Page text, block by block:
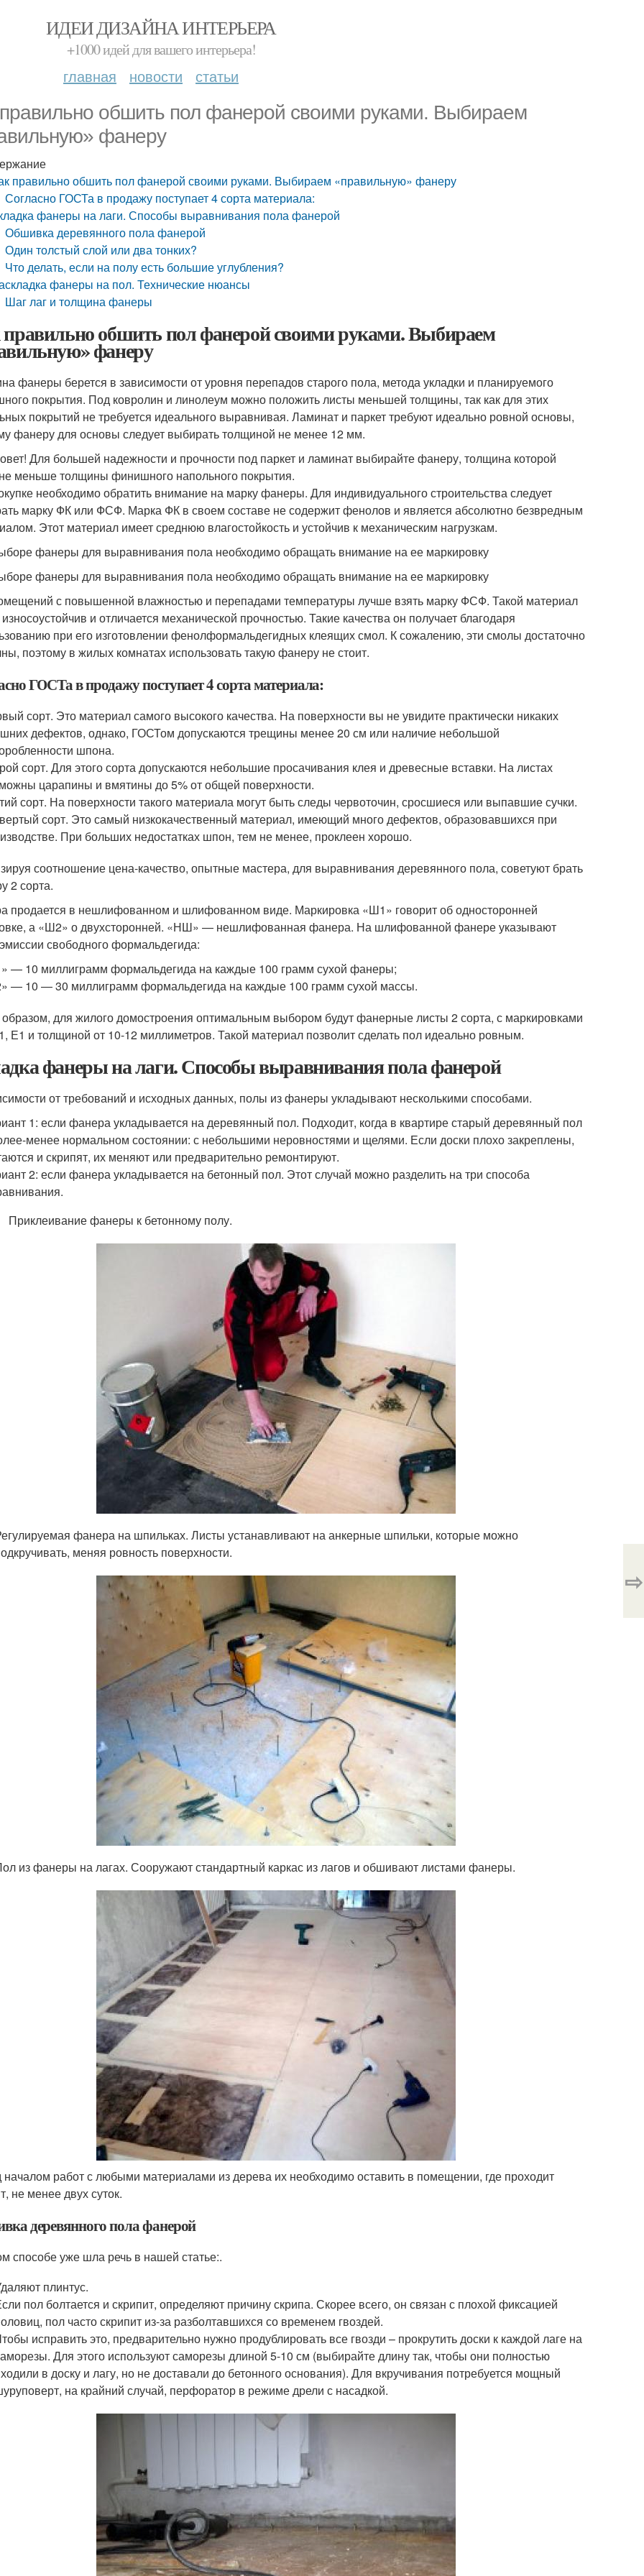
ИДЕИ ДИЗАЙНА ИНТЕРЬЕРА
+1000 идей для вашего интерьера!
главная новости статьи
обшить пол фанерой своими руками. Выбираем
фанеру
правильно обшить пол фанерой своими руками. Выбираем «правильную» фанеру
Согласно ГОСТа в продажу поступает 4 сорта материала:
фанеры на лаги. Способы выравнивания пола фанерой
Обшивка деревянного пола фанерой
Один толстый слой или два тонких?
Что делать, если на полу есть большие углубления?
фанеры на пол. Технические нюансы
Шаг лаг и толщина фанеры
обшить пол фанерой своими руками. Выбираем
фанеру
фанеры берется в зависимости от уровня перепадов старого пола, метода укладки и планируемого
покрытия. Под ковролин и линолеум можно положить листы меньшей толщины, так как для этих
покрытий не требуется идеального выравнивая. Ламинат и паркет требуют идеально ровной основы,
фанеру для основы следует выбирать толщиной не менее 12 мм.
Для большей надежности и прочности под паркет и ламинат выбирайте фанеру, толщина которой
меньше толщины финишного напольного покрытия.
необходимо обратить внимание на марку фанеры. Для индивидуального строительства следует
марку ФК или ФСФ. Марка ФК в своем составе не содержит фенолов и является абсолютно безвредным
Этот материал имеет среднюю влагостойкость и устойчив к механическим нагрузкам.
фанеры для выравнивания пола необходимо обращать внимание на ее маркировку
фанеры для выравнивания пола необходимо обращать внимание на ее маркировку
с повышенной влажностью и перепадами температуры лучше взять марку ФСФ. Такой материал
и отличается механической прочностью. Такие качества он получает благодаря
при его изготовлении фенолформальдегидных клеящих смол. К сожалению, эти смолы достаточно
поэтому в жилых комнатах использовать такую фанеру не стоит.
ГОСТа в продажу поступает 4 сорта материала:
сорт. Это материал самого высокого качества. На поверхности вы не увидите практически никаких
дефектов, однако, ГОСТом допускаются трещины менее 20 см или наличие небольшой
шпона.
сорт. Для этого сорта допускаются небольшие просачивания клея и древесные вставки. На листах
царапины и вмятины до 5% от общей поверхности.
сорт. На поверхности такого материала могут быть следы червоточин, сросшиеся или выпавшие сучки.
сорт. Это самый низкокачественный материал, имеющий много дефектов, образовавшихся при
При больших недостатках шпон, тем не менее, проклеен хорошо.
соотношение цена-качество, опытные мастера, для выравнивания деревянного пола, советуют брать
2 сорта.
продается в нешлифованном и шлифованном виде. Маркировка «Ш1» говорит об односторонней
а «Ш2» о двухсторонней. «НШ» — нешлифованная фанера. На шлифованной фанере указывают
свободного формальдегида:
— 10 миллиграмм формальдегида на каждые 100 грамм сухой фанеры;
— 10 — 30 миллиграмм формальдегида на каждые 100 грамм сухой массы.
для жилого домостроения оптимальным выбором будут фанерные листы 2 сорта, с маркировками
Е1 и толщиной от 10-12 миллиметров. Такой материал позволит сделать пол идеально ровным.
фанеры на лаги. Способы выравнивания пола фанерой
от требований и исходных данных, полы из фанеры укладывают несколькими способами.
1: если фанера укладывается на деревянный пол. Подходит, когда в квартире старый деревянный пол
менее нормальном состоянии: с небольшими неровностями и щелями. Если доски плохо закреплены,
и скрипят, их меняют или предварительно ремонтируют.
2: если фанера укладывается на бетонный пол. Этот случай можно разделить на три способа
Приклеивание фанеры к бетонному полу.
фанера на шпильках. Листы устанавливают на анкерные шпильки, которые можно
меняя ровность поверхности.
из фанеры на лагах. Сооружают стандартный каркас из лагов и обшивают листами фанеры.
работ с любыми материалами из дерева их необходимо оставить в помещении, где проходит
не менее двух суток.
деревянного пола фанерой
способе уже шла речь в нашей статье:.
плинтус.
пол болтается и скрипит, определяют причину скрипа. Скорее всего, он связан с плохой фиксацией
пол часто скрипит из-за разболтавшихся со временем гвоздей.
исправить это, предварительно нужно продублировать все гвозди – прокрутить доски к каждой лаге на
Для этого используют саморезы длиной 5-10 см (выбирайте длину так, чтобы они полностью
в доску и лагу, но не доставали до бетонного основания). Для вкручивания потребуется мощный
на крайний случай, перфоратор в режиме дрели с насадкой.
⇨